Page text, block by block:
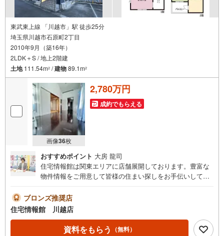
東武東上線 「川越市」駅 徒歩25分
埼玉県川越市石原町2丁目
2010年9月（築16年）
2LDK＋S / 地上2階建
土地111.54m2 /建物89.1m2
画像36枚
2,780万円
成約でもらえる
おすすめポイント 大房 龍司
住宅情報館は関東エリアに店舗展開しております。豊富な
物件情報をご用意して皆様の住まい探しをお手伝いしてお
さい。住宅ローン相談会も同時開催中無理のない住宅ロー
ンの試算やご購入の際にかかる諸費用の概算も行っており
ます。しっかりとした資金計画のアドバイスをさせて頂き
ますので、お気軽にご相談ください。
ブロンズ推奨店
住宅情報館 川越店
資料をもらう （無料）